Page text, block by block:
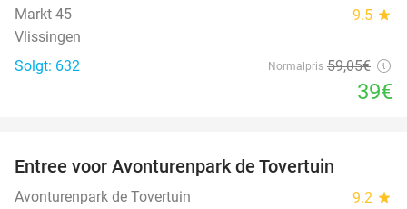
Markt 45 9.5 star
Vlissingen
Solgt: 632
Normalpris 59,05€
39€
Entree voor Avonturenpark de Tovertuin
Avonturenpark de Tovertuin 9.2 star